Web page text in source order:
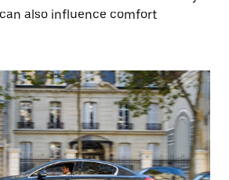
also influence comfort